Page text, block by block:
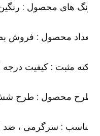
های محصول : رنگین
محصول : فروش
مثبت : کیفیت درجه 1 و مقاوم ، بسیار منعطف
محصول : طرح شش
: سرگرمی ، ضد